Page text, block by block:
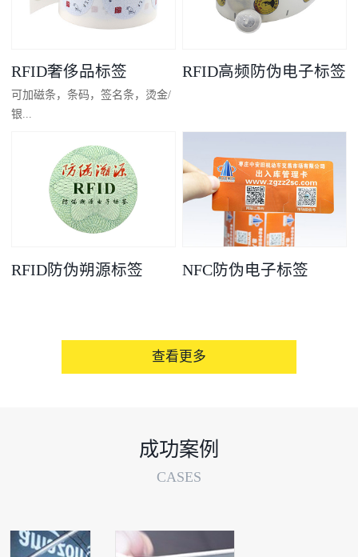
RFID奢侈品标签
可加磁条，条码，签名条，烫金/
银...
凸码，金/银底
RFID高频防伪电子标签
RFID防伪朔源标签 NFC防伪电子标签
查看更多
成功案例
CASES